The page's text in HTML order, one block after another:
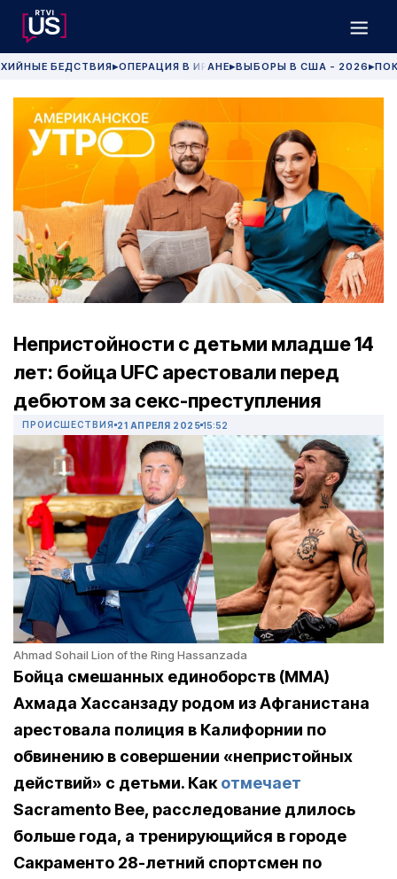
БЕДСТВИЯ▶ОПЕРАЦИЯ В ИРАНЕ▶ВЫБОРЫ В США - 2026 ▶
Непристойности с детьми младше 14
лет: бойца UFC арестовали перед
дебютом за секс-преступления
ПРОИСШЕСТВИЯ 21 АПРЕЛЯ 2025 15:52
Ahmad Sohail Lion of the Ring Hassanzada
Бойца смешанных единоборств (MMA)
Ахмада Хассанзаду родом из Афганистана
арестовала полиция в Калифорнии по
обвинению в совершении «непристойных
действий» с детьми. Какотмечает
Sacramento Bee, расследование длилось
больше года, а тренирующийся в городе
Сакраменто 28-летний спортсмен по